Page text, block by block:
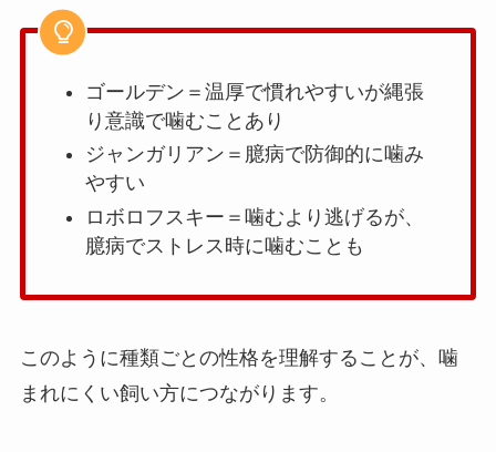
ゴールデン＝温厚で慣れやすいが縄張
り意識で噛むことあり
ジャンガリアン＝臆病で防御的に噛み
やすい
ロボロフスキー＝噛むより逃げるが、
臆病でストレス時に噛むことも
このように種類ごとの性格を理解することが、噛
まれにくい飼い方につながります。